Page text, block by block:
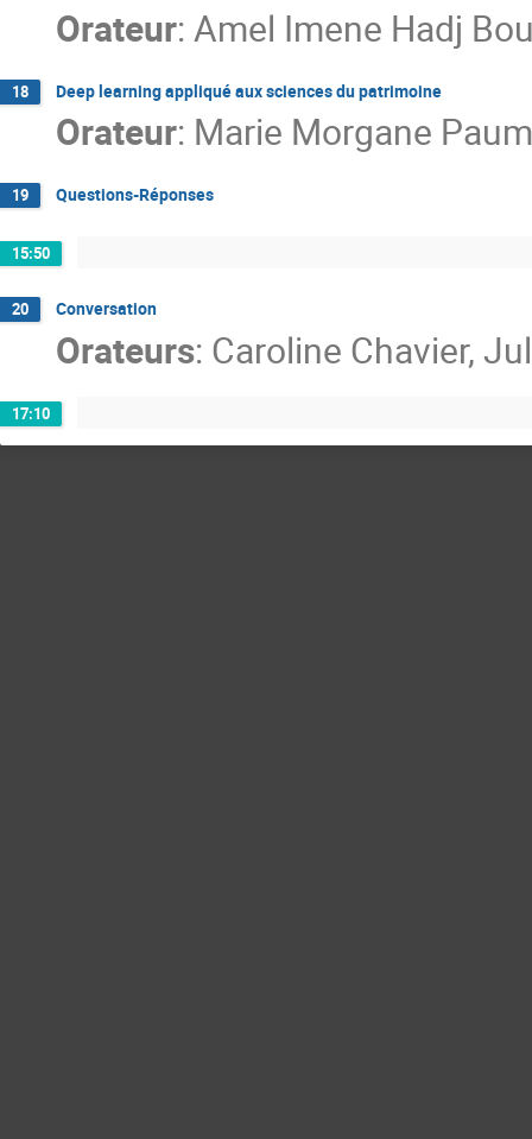
Orateur:Amel Imene Hadj
18 Deep learning appliqué aux sciences du patrimoine
Orateur: Marie Morgane
19 Questions-Réponses
15:50
20 Conversation
Orateurs: Caroline Chavier,
17:10